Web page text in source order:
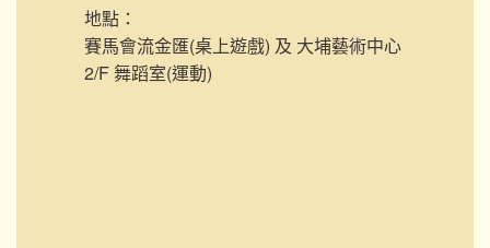
地點：
賽馬會流金匯(桌上遊戲) 及 大埔藝術中心
2/F 舞蹈室(運動)